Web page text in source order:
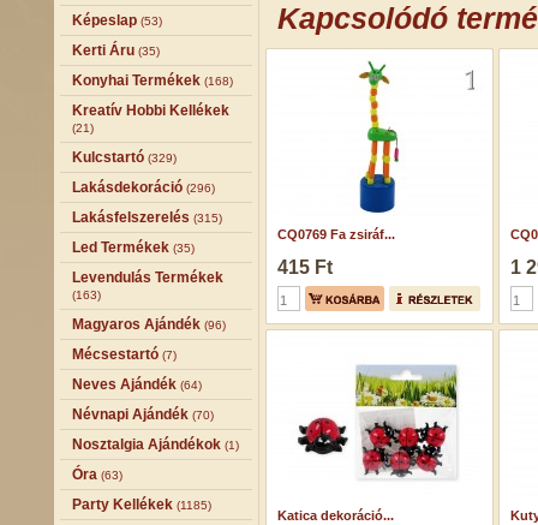
Képeslap (53)
Kerti Áru (35)
Konyhai Termékek (168)
Kreatív Hobbi Kellékek
(21)
Kulcstartó (329)
Lakásdekoráció (296)
Lakásfelszerelés (315)
Led Termékek (35)
Levendulás Termékek
(163)
Magyaros Ajándék (96)
Mécsestartó (7)
Neves Ajándék (64)
Névnapi Ajándék (70)
Nosztalgia Ajándékok (1)
Óra (63)
Party Kellékek (1185)
Kapcsolódó
CQ0769 Fa zsiráf...
415 Ft 1
Katica dekoráció...